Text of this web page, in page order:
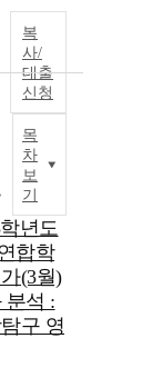
복
사/
대출
신청
목
차
보
기
년도
합학
(3월)
분석 :
구 영